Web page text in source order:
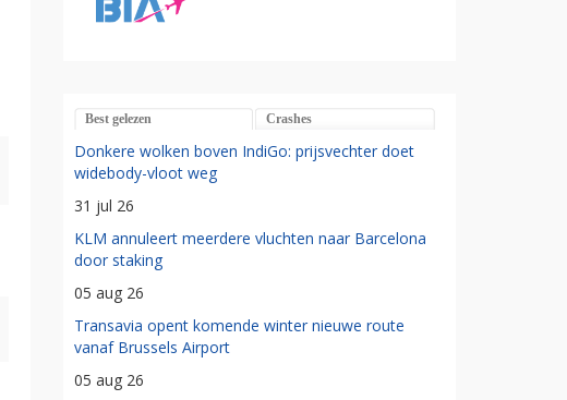
Best gelezen Crashes
Donkere wolken boven IndiGo: prijsvechter doet
widebody-vloot weg
31 jul 26
KLM annuleert meerdere vluchten naar Barcelona
door staking
05 aug 26
Transavia opent komende winter nieuwe route
vanaf Brussels Airport
05 aug 26